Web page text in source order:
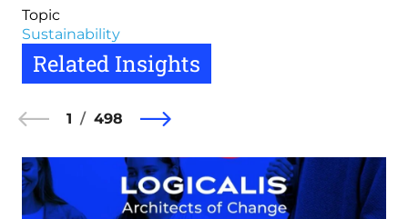
Topic
Sustainability
Related Insights
1 498